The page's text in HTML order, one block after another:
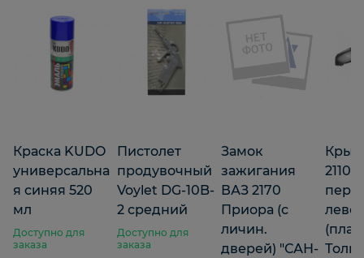
Краска KUDO
универсальна
я синяя 520
мл
Доступно для
заказа
Пистолет
продувочный
Voylet DG-10B-
2 средний
Доступно для
заказа
Замок
зажигания
ВАЗ 2170
Приора (с
личин.
дверей) "САН-
2110-